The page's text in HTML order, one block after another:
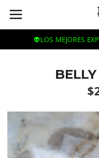
👽LOS MEJORES